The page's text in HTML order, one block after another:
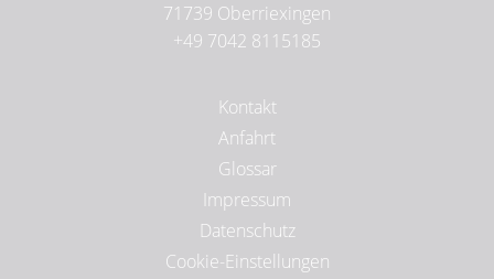
Kontakt
Anfahrt
Glossar
Impressum
Datenschutz
Cookie-Einstellungen
71739 Oberriexingen
+49 7042 8115185